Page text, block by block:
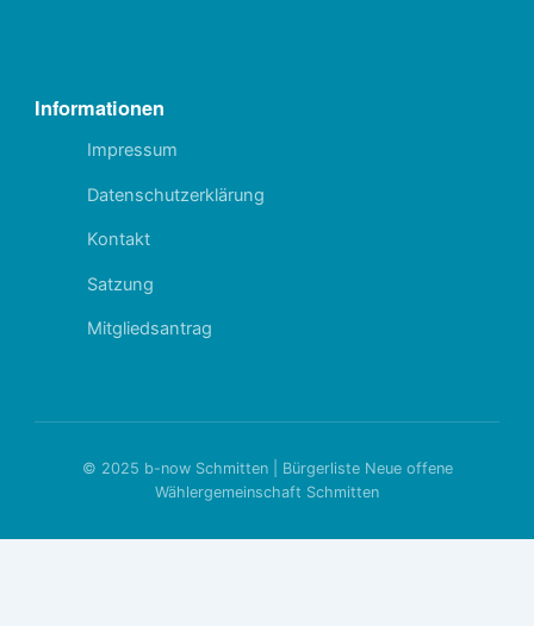
Informationen
Impressum
Datenschutzerklärung
Kontakt
Satzung
Mitgliedsantrag
© 2025 b-now Schmitten | Bürgerliste Neue offene
Wählergemeinschaft Schmitten